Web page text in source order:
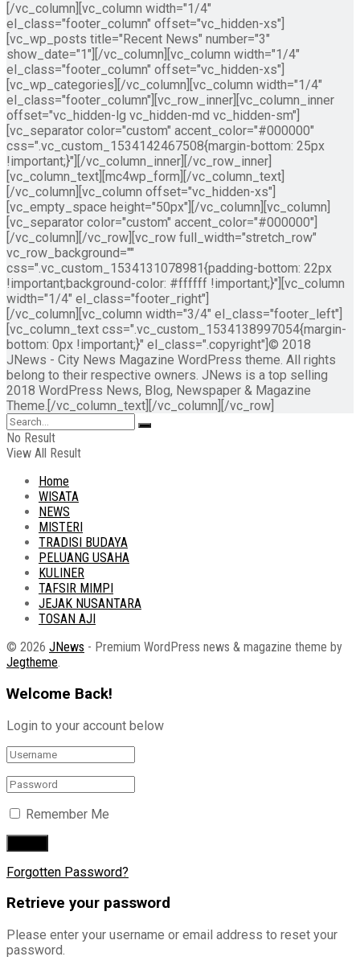
[/vc_column][vc_column width="1/4"
el_class="footer_column" offset="vc_hidden-xs"]
[vc_wp_posts title="Recent News" number="3"
show_date="1"][/vc_column][vc_column width="1/4"
el_class="footer_column" offset="vc_hidden-xs"]
[vc_wp_categories][/vc_column][vc_column width="1/4"
el_class="footer_column"][vc_row_inner][vc_column_inner
offset="vc_hidden-lg vc_hidden-md vc_hidden-sm"]
[vc_separator color="custom" accent_color="#000000"
css=".vc_custom_1534142467508{margin-bottom: 25px
!important;}"][/vc_column_inner][/vc_row_inner]
[vc_column_text][mc4wp_form][/vc_column_text]
[/vc_column][vc_column offset="vc_hidden-xs"]
[vc_empty_space height="50px"][/vc_column][vc_column]
[vc_separator color="custom" accent_color="#000000"]
[/vc_column][/vc_row][vc_row full_width="stretch_row"
vc_row_background=""
css=".vc_custom_1534131078981{padding-bottom: 22px
!important;background-color: #ffffff !important;}"][vc_column
width="1/4" el_class="footer_right"]
[/vc_column][vc_column width="3/4" el_class="footer_left"]
[vc_column_text css=".vc_custom_1534138997054{margin-
bottom: 0px !important;}" el_class=".copyright"]© 2018
JNews - City News Magazine WordPress theme. All rights
belong to their respective owners. JNews is a top selling
2018 WordPress News, Blog, Newspaper & Magazine
Theme.[/vc_column_text][/vc_column][/vc_row]
No Result
View All Result
Home
WISATA
NEWS
MISTERI
TRADISI BUDAYA
PELUANG USAHA
KULINER
TAFSIR MIMPI
JEJAK NUSANTARA
TOSAN AJI
© 2026 JNews - Premium WordPress news & magazine theme by
Jegtheme.
Welcome Back!
Login to your account below
Remember Me
Forgotten Password?
Retrieve your password
Please enter your username or email address to reset your
password.